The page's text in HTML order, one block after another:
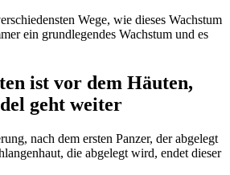
Wege, wie dieses Wachstum
ein grundlegendes Wachstum und es
ist vor dem Häuten,
geht weiter
nach dem ersten Panzer, der abgelegt
die abgelegt wird, endet dieser